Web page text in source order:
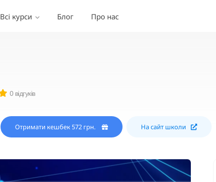
Всі курси Блог Про нас
0 відгуків
Отримати кешбек 572 грн. На сайт школи